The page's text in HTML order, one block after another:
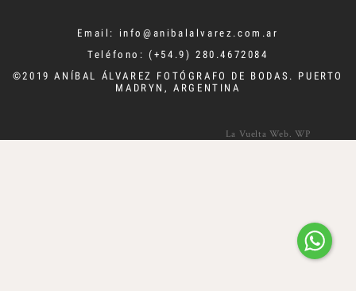
Email: info@anibalalvarez.com.ar
Teléfono: (+54.9) 280.4672084
©2019 ANÍBAL ÁLVAREZ FOTÓGRAFO DE BODAS. PUERTO
MADRYN, ARGENTINA
La Vuelta Web WP